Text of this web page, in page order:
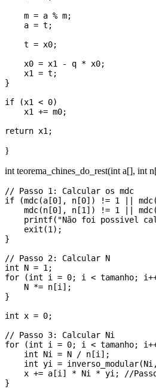
    m = a % m;
    a = t;
    t = x0;
    x0 = x1 - q * x0;
    x1 = t;
}
if (x1 < 0)
    x1 += m0;
}
int teorema_chines_do_rest(int a[], int
// Passo 1: Calcular os mdc
if (mdc(a[0], n[0]) != 1 ||
mdc(n[0], n[1]) != 1 ||
printf("Não foi possivel
    exit(1);
}
// Passo 2: Calcular N
int N = 1;
for (int i = 0; i < tamanho;
    N *= n[i];
}
int x = 0;
// Passo 3: Calcular Ni
for (int i = 0; i < tamanho;
    int Ni = N / n[i];
int yi =
x += a[i] * Ni * yi; //
}